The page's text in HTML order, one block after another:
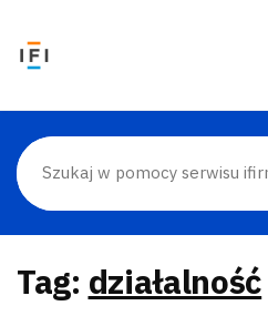
Tag: działalność